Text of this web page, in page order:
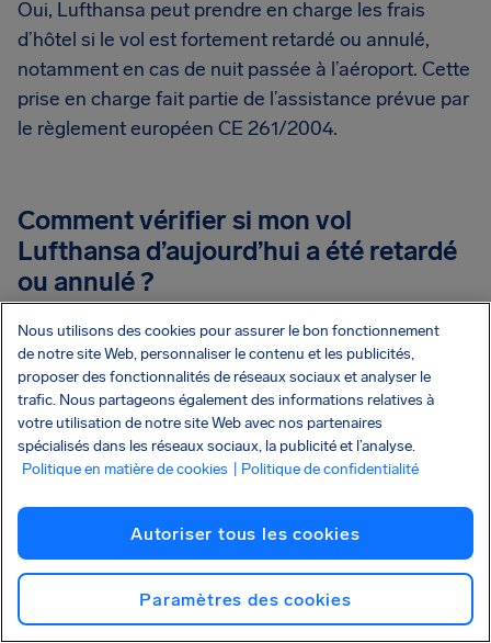
Oui, Lufthansa peut prendre en charge les frais
d’hôtel si le vol est fortement retardé ou annulé,
notamment en cas de nuit passée à l’aéroport. Cette
prise en charge fait partie de l’assistance prévue par
le règlement européen CE 261/2004.
Comment vérifier si mon vol
Lufthansa d’aujourd’hui a été retardé
ou annulé ?
Consultez le tableau ci-dessous, où nous affichons
les derniers problèmes de vols Lufthansa
aujourd’hui. Si votre vol a été retardé de plus de 3
heures ou figure parmi les vols annulés aujourd’hui
par Lufthansa, vous pouvez demander une
Puis-je obtenir un remboursement ou
une indemnisation de la part
Nous utilisons des cookies pour assurer le bon fonctionnement
de notre site Web, personnaliser le contenu et les publicités,
proposer des fonctionnalités de réseaux sociaux et analyser le
trafic. Nous partageons également des informations relatives à
votre utilisation de notre site Web avec nos partenaires
spécialisés dans les réseaux sociaux, la publicité et l’analyse.
Politique en matière de cookies
| Politique de confidentialité
Autoriser tous les cookies
Paramètres des cookies